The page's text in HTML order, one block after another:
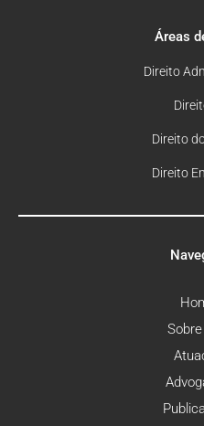
Áreas
Direito
Direito
Direito